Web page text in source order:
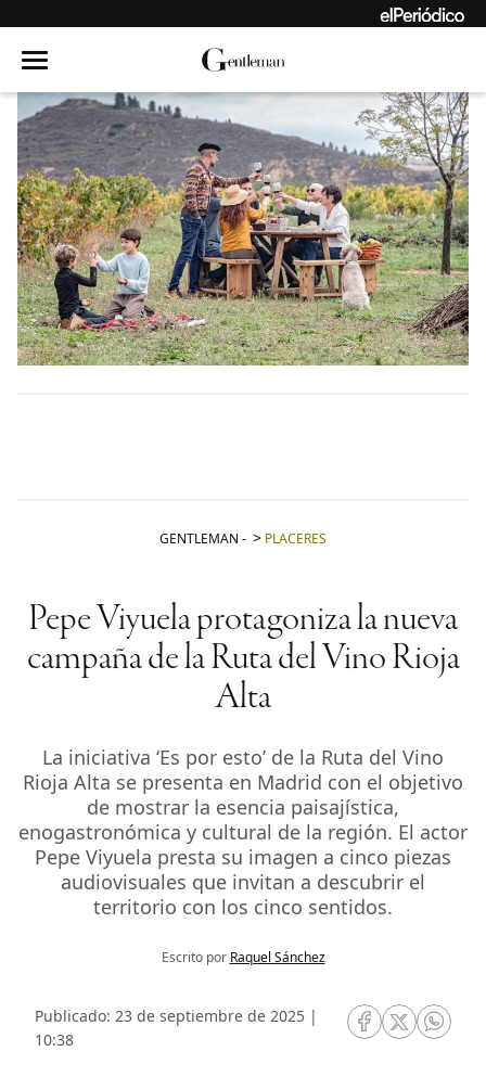
GENTLEMAN - PLACERES
Pepe Viyuela protagoniza la nueva
campaña de la Ruta del Vino Rioja
Alta
La iniciativa ‘Es por esto’ de la Ruta del Vino
Rioja Alta se presenta en Madrid con el objetivo
de mostrar la esencia paisajística,
enogastronómica y cultural de la región. El actor
Pepe Viyuela presta su imagen a cinco piezas
audiovisuales que invitan a descubrir el
territorio con los cinco sentidos.
Escrito por Raquel Sánchez
Publicado: 23 de septiembre de 2025 |
10:38
RRSS Facebook
RRSSRRSS